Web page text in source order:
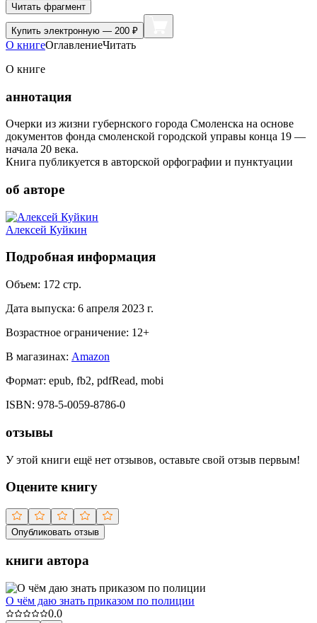
Читать фрагмент
Купить электронную — 200 ₽
О книгеОглавлениеЧитать
О книге
аннотация
Очерки из жизни губернского города Смоленска на основе
документов фонда смоленской городской управы конца 19 —
начала 20 века.
Книга публикуется в авторской орфографии и пунктуации
об авторе
Алексей Куйкин
Подробная информация
Объем: 172 стр.
Дата выпуска: 6 апреля 2023 г.
Возрастное ограничение: 12+
В магазинах: Amazon
Формат: epub, fb2, pdfRead, mobi
ISBN: 978-5-0059-8786-0
отзывы
У этой книги ещё нет отзывов, оставьте свой отзыв первым!
Оцените книгу
Опубликовать отзыв
книги автора
О чём даю знать приказом по полиции
0.0